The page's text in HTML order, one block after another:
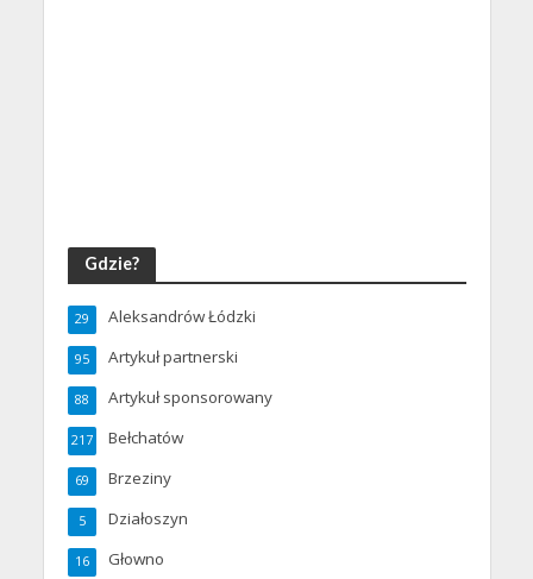
Gdzie?
Aleksandrów Łódzki
29
Artykuł partnerski
95
Artykuł sponsorowany
88
Bełchatów
217
Brzeziny
69
Działoszyn
5
Głowno
16